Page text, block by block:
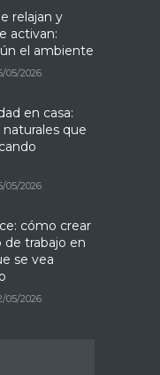
relajan y
activan:
el ambiente
05/2026
en casa:
que
05/2026
cómo crear
de trabajo en
se vea
05/2026